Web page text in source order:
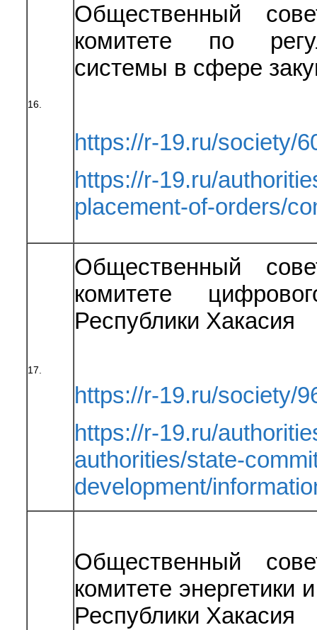
16.
Общественный
комитете по
системы в сфере
https://r-19.ru/society/
https://r-19.ru/
placement-of-orders/
17.
Общественный
комитете
Республики Хакасия
https://r-19.ru/society/
https://r-19.ru/
authorities/state-
development/
Общественный
комитете энергетики
Республики Хакасия